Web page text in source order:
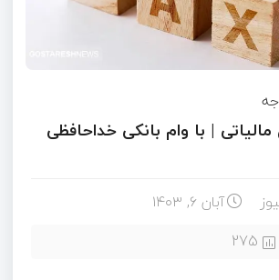
مالیاتی | با وام بانکی خداحافظی
آبان ۶, ۱۴۰۳
275